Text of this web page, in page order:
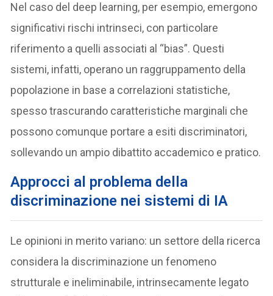
Nel caso del deep learning, per esempio, emergono
significativi rischi intrinseci, con particolare
riferimento a quelli associati al “bias”. Questi
sistemi, infatti, operano un raggruppamento della
popolazione in base a correlazioni statistiche,
spesso trascurando caratteristiche marginali che
possono comunque portare a esiti discriminatori,
sollevando un ampio dibattito accademico e pratico.
Approcci al problema della
discriminazione nei sistemi di IA
Le opinioni in merito variano: un settore della ricerca
considera la discriminazione un fenomeno
strutturale e ineliminabile, intrinsecamente legato